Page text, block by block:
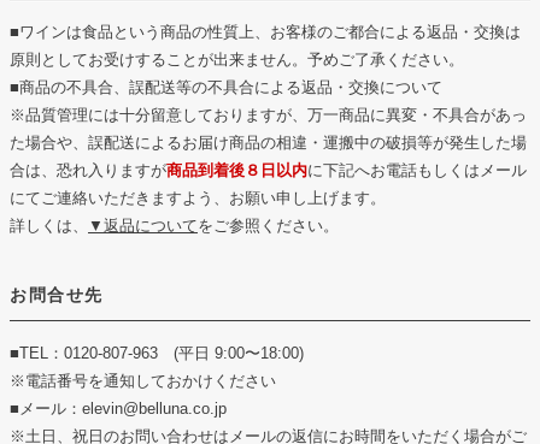
■ワインは食品という商品の性質上、お客様のご都合による返品・交換は
原則としてお受けすることが出来ません。予めご了承ください。
■商品の不具合、誤配送等の不具合による返品・交換について
※品質管理には十分留意しておりますが、万一商品に異変・不具合があっ
た場合や、誤配送によるお届け商品の相違・運搬中の破損等が発生した場
合は、恐れ入りますが商品到着後８日以内に下記へお電話もしくはメール
にてご連絡いただきますよう、お願い申し上げます。
詳しくは、
▼返品についてをご参照ください。
お問合せ先
■TEL：0120-807-963 (平日 9:00〜18:00)
※電話番号を通知しておかけください
■メール：elevin@belluna.co.jp
※土日、祝日のお問い合わせはメールの返信にお時間をいただく場合がご